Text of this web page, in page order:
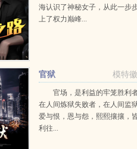
海认识了神秘女子，从此一步
上了权力巅峰...
模特
官狱
官场，是利益的牢笼胜利
在人间炼狱失败者，在人间监狱
爱与恨，恩与怨，熙熙攘攘，
利往...